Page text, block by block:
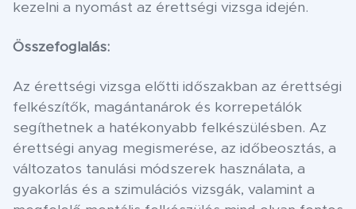
kezelni a nyomást az érettségi vizsga idején.
Összefoglalás:
Az érettségi vizsga előtti időszakban az érettségi
felkészítők, magántanárok és korrepetálók
segíthetnek a hatékonyabb felkészülésben. Az
érettségi anyag megismerése, az időbeosztás, a
változatos tanulási módszerek használata, a
gyakorlás és a szimulációs vizsgák, valamint a